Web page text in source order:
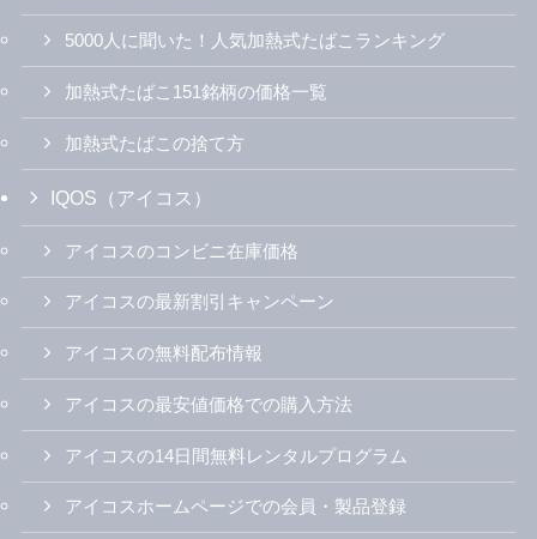
5000人に聞いた！人気加熱式たばこランキング
加熱式たばこ151銘柄の価格一覧
加熱式たばこの捨て方
IQOS（アイコス）
アイコスのコンビニ在庫価格
アイコスの最新割引キャンペーン
アイコスの無料配布情報
アイコスの最安値価格での購入方法
アイコスの14日間無料レンタルプログラム
アイコスホームページでの会員・製品登録